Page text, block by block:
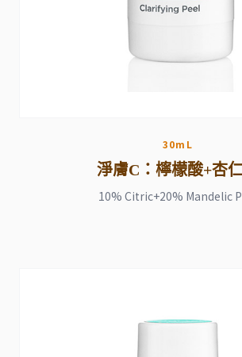
30mL
淨膚C：檸檬酸+杏
10% Citric+20% Mandelic